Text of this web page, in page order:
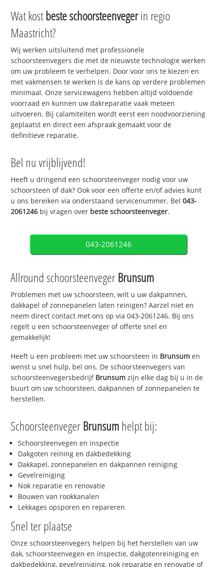
Wat kostbeste schoorsteenvegerin regio
Maastricht?
Wij werken uitsluitend met professionele
schoorsteenvegers die met de nieuwste technologie werken
om uw probleem te verhelpen. Door voor ons te kiezen en
met vakmensen te werken is de kans op verdere problemen
minimaal. Onze servicewagens hebben altijd voldoende
voorraad en kunnen uw dakreparatie vaak meteen
uitvoeren. Bij calamiteiten wordt eerst een noodvoorziening
geplaatst en direct een afspraak gemaakt voor de
definitieve reparatie.
Bel nu vrijblijvend!
Heeft u dringend een schoorsteenveger nodig voor uw
schoorsteen of dak? Ook voor een offerte en/of advies kunt
u ons bereiken via onderstaand servicenummer. Bel043-
2061246 bij vragen over beste schoorsteenveger.
043-2061246
Allround schoorsteenveger Brunsum
Problemen met uw schoorsteen, wilt u uw dakpannen,
dakkapel of zonnepanelen laten reinigen? Aarzel niet en
neem direct contact met ons op via 043-2061246. Bij ons
regelt u een schoorsteenveger of offerte snel en
gemakkelijk!
Heeft u een probleem met uw schoorsteen in Brunsum en
wenst u snel hulp, bel ons. De schoorsteenvegers van
schoorsteenvegersbedrijf Brunsum zijn elke dag bij u in de
buurt om uw schoorsteen, dakpannen of zonnepanelen te
herstellen.
Schoorsteenveger Brunsumhelpt bij:
Schoorsteenvegen en inspectie
Dakgoten reining en dakbedekking
Dakkapel, zonnepanelen en dakpannen reiniging
Gevelreiniging
Nok reparatie en renovatie
Bouwen van rookkanalen
Lekkages opsporen en repareren
Snel ter plaatse
Onze schoorsteenvegers helpen bij het herstellen van uw
dak, schoorsteenvegen en inspectie, dakgotenreiniging en
dakbedekking, gevelreiniging, nok reparatie en renovatie of